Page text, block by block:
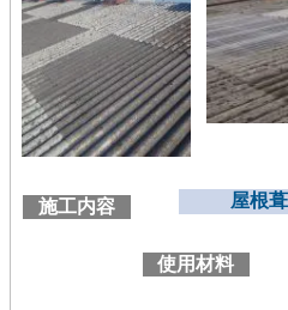
施工内容 屋根
使用材料